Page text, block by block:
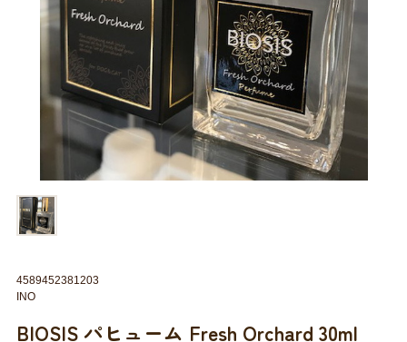
BIOSIS パヒューム Fresh Orchard 30ml
4589452381203
INO